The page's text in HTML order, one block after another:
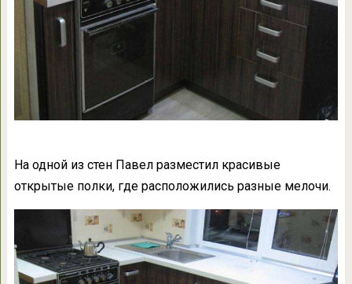
На одной из стен Павел разместил красивые
открытые полки, где расположились разные мелочи.